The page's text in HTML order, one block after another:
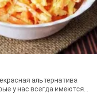
альтернатива
у нас всегда имеются
имеет ...